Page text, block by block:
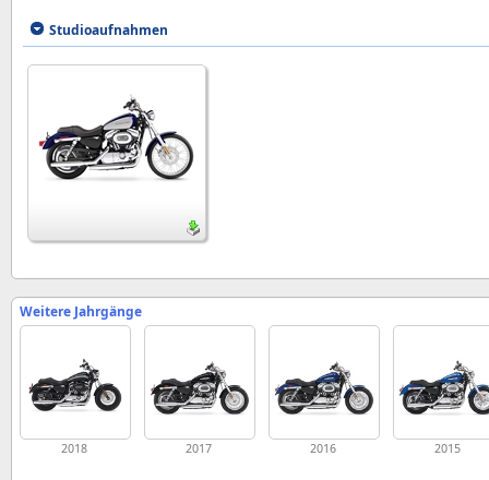
Studioaufnahmen
Weitere Jahrgänge
2018 2017 2016 2015